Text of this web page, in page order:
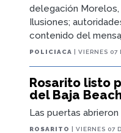
delegación Morelos,
Ilusiones;
contenido del
POLICIACA | VIERNES 07
Rosarito listo
del Baja
Las puertas
ROSARITO | VIERNES 07